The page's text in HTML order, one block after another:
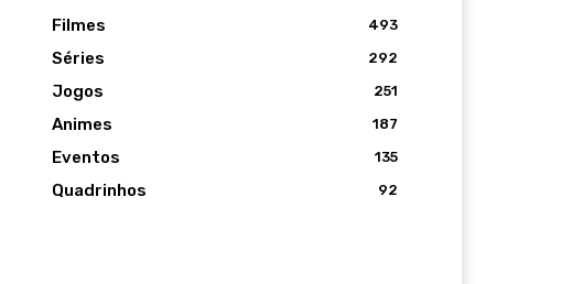
Filmes 493
Séries 292
Jogos 251
Animes 187
Eventos 135
Quadrinhos 92